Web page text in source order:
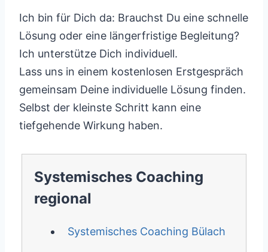
Ich bin für Dich da: Brauchst Du eine schnelle
Lösung oder eine längerfristige Begleitung?
Ich unterstütze Dich individuell.
Lass uns in einem kostenlosen Erstgespräch
gemeinsam Deine individuelle Lösung finden.
Selbst der kleinste Schritt kann eine
tiefgehende Wirkung haben.
Systemisches Coaching
regional
Systemisches Coaching Bülach